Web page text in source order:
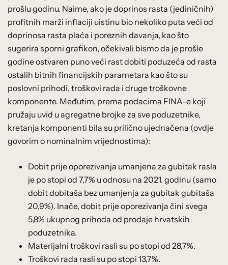
prošlu godinu. Naime, ako je doprinos rasta (jediničnih)
profitnih marži inflaciji uistinu bio nekoliko puta veći od
doprinosa rasta plaća i poreznih davanja, kao što
sugerira sporni grafikon, očekivali bismo da je prošle
godine ostvaren puno veći rast dobiti poduzeća od rasta
ostalih bitnih financijskih parametara kao što su
poslovni prihodi, troškovi rada i druge troškovne
komponente. Međutim, prema podacima FINA-e koji
pružaju uvid u agregatne brojke za sve poduzetnike,
kretanja komponenti bila su prilično ujednačena (ovdje
govorim o nominalnim vrijednostima):
Dobit prije oporezivanja umanjena za gubitak rasla
je po stopi od 7,7% u odnosu na 2021. godinu (samo
dobit dobitaša bez umanjenja za gubitak gubitaša
20,9%). Inače, dobit prije oporezivanja čini svega
5,8% ukupnog prihoda od prodaje hrvatskih
poduzetnika.
Materijalni troškovi rasli su po stopi od 28,7%.
Troškovi rada rasli su po stopi 13,7%.